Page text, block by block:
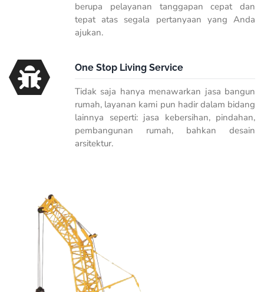
berupa pelayanan tanggapan cepat dan
tepat atas segala pertanyaan yang Anda
ajukan.
One Stop Living Service
Tidak saja hanya menawarkan jasa bangun
rumah, layanan kami pun hadir dalam bidang
lainnya seperti: jasa kebersihan, pindahan,
pembangunan rumah, bahkan desain
arsitektur.